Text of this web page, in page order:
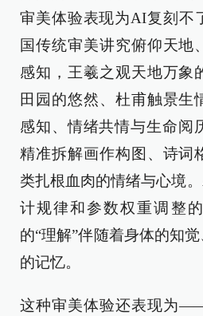
审美体验表现为AI复刻不
国传统审美讲究俯仰天地
感知，王羲之观天地万象
田园的悠然、杜甫触景生
感知、情绪共情与生命阅
精准拆解画作构图、诗词
类扎根血肉的情绪与心境
计规律和参数权重调整
的“理解”伴随着身体的知
的记忆。
这种审美体验还表现为